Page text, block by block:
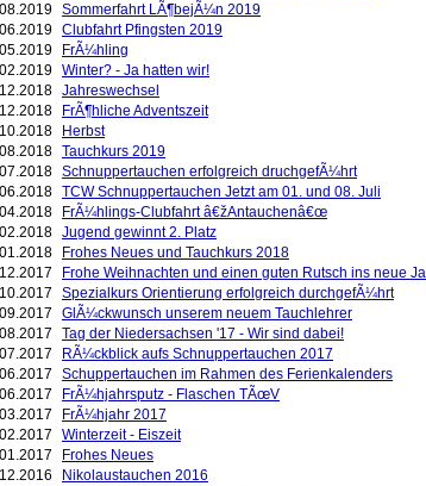
Sommerfahrt LÃ¶bejÃ¼n 2019
Clubfahrt Pfingsten 2019
FrÃ¼hling
Winter? - Ja hatten wir!
Jahreswechsel
FrÃ¶hliche Adventszeit
Herbst
Tauchkurs 2019
Schnuppertauchen erfolgreich druchgefÃ¼hrt
TCW Schnuppertauchen Jetzt am 01. und 08. Juli
FrÃ¼hlings-Clubfahrt â€žAntauchenâ€œ
Jugend gewinnt 2. Platz
Frohes Neues und Tauchkurs 2018
Frohe Weihnachten und einen guten Rutsch ins neue
Spezialkurs Orientierung erfolgreich durchgefÃ¼hrt
GlÃ¼ckwunsch unserem neuem Tauchlehrer
Tag der Niedersachsen '17 - Wir sind dabei!
RÃ¼ckblick aufs Schnuppertauchen 2017
Schuppertauchen im Rahmen des Ferienkalenders
FrÃ¼hjahrsputz - Flaschen TÃœV
FrÃ¼hjahr 2017
Winterzeit - Eiszeit
Frohes Neues
Nikolaustauchen 2016